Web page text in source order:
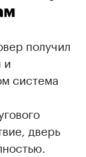
получил
и
система
дверь